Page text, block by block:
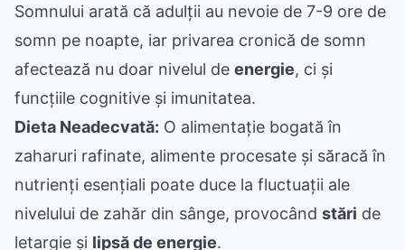
Somnului arată că adulții au nevoie de 7-9 ore de
somn pe noapte, iar privarea cronică de somn
afectează nu doar nivelul de energie, ci și
funcțiile cognitive și imunitatea.
Dieta Neadecvată: O alimentație bogată în
zaharuri rafinate, alimente procesate și săracă în
nutrienți esențiali poate duce la fluctuații ale
nivelului de zahăr din sânge, provocând stări de
letargie și lipsă de energie.